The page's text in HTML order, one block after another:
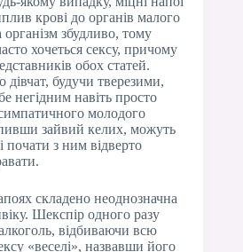
крові до органів малого
організм збудливо, тому
хочеться сексу, причому
обох статей.
дівчат, будучи тверезими,
негідним навіть просто
молодого
зайвий келих, можуть
почати з ним відверто
складено неоднозначна
Шекспір одного разу
відбиваючи всю
«веселі», назвавши його